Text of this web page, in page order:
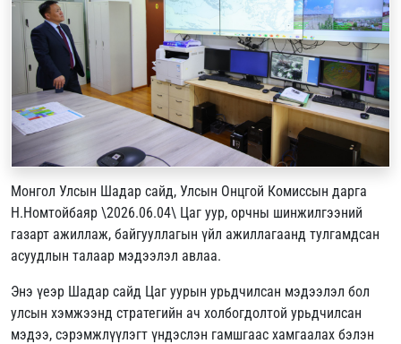
Монгол Улсын Шадар сайд, Улсын Онцгой Комиссын дарга
Н.Номтойбаяр \2026.06.04\ Цаг уур, орчны шинжилгээний
газарт ажиллаж, байгууллагын үйл ажиллагаанд тулгамдсан
асуудлын талаар мэдээлэл авлаа.
Энэ үеэр Шадар сайд Цаг уурын урьдчилсан мэдээлэл бол
улсын хэмжээнд стратегийн ач холбогдолтой урьдчилсан
мэдээ, сэрэмжлүүлэгт үндэслэн гамшгаас хамгаалах бэлэн